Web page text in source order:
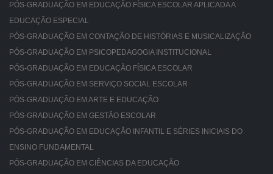
PÓS-GRADUAÇÃO EM EDUCAÇÃO FÍSICA ESCOLAR APLICADA A
EDUCAÇÃO ESPECIAL
PÓS-GRADUAÇÃO EM CONTAÇÃO DE HISTÓRIAS E MUSICALIZAÇÃO
PÓS-GRADUAÇÃO EM PSICOPEDAGOGIA INSTITUCIONAL
PÓS-GRADUAÇÃO EM EDUCAÇÃO FÍSICA ESCOLAR
PÓS-GRADUAÇÃO EM SERVIÇO SOCIAL ESCOLAR
PÓS-GRADUAÇÃO EM ARTE E EDUCAÇÃO
PÓS-GRADUAÇÃO EM GESTÃO ESCOLAR
PÓS-GRADUAÇÃO EM EDUCAÇÃO INFANTIL E SÉRIES INICIAIS DO
ENSINO FUNDAMENTAL
PÓS-GRADUAÇÃO EM CIÊNCIAS DA EDUCAÇÃO